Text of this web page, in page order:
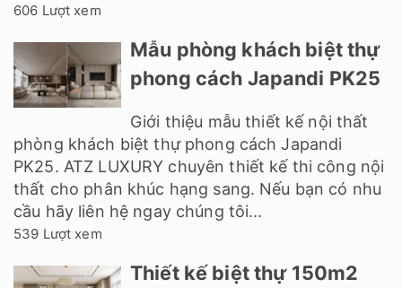
606 Lượt xem
Mẫu phòng khách biệt thự
phong cách Japandi PK25
Giới thiệu mẫu thiết kế nội thất
phòng khách biệt thự phong cách Japandi
PK25. ATZ LUXURY chuyên thiết kế thi công nội
thất cho phân khúc hạng sang. Nếu bạn có nhu
cầu hãy liên hệ ngay chúng tôi...
539 Lượt xem
Thiết kế biệt thự 150m2